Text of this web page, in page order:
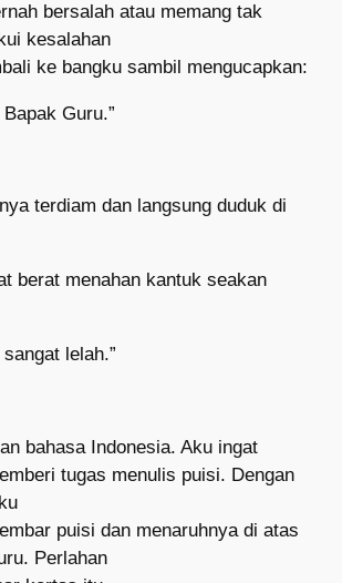
bersalah atau memang tak
kesalahan
ke bangku sambil mengucapkan:
Guru.”
terdiam dan langsung duduk di
berat menahan kantuk seakan
lelah.”
bahasa Indonesia. Aku ingat
tugas menulis puisi. Dengan
puisi dan menaruhnya di atas
Perlahan